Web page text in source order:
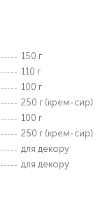
150 г
110 г
100 г
250 г (крем-сир)
100 г
250 г (крем-сир)
для декору
для декору